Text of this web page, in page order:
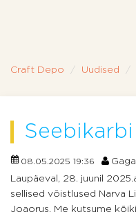
Craft Depo Uudised
08.05.2025 19:36
Laupäeval, 28. juunil
sellised võistlused Narva
Joaorus. Me kutsume